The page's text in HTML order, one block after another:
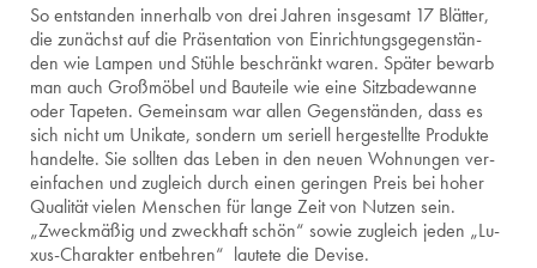
So ent­stan­den in­ner­halb von drei Jah­ren ins­ge­samt 17 Blät­ter,
die zu­nächst auf die Prä­sen­ta­ti­on von Ein­rich­tungs­ge­gen­stän­
den wie Lam­pen und Stüh­le be­schränkt waren. Spä­ter be­warb
man auch Groß­mö­bel und Bau­tei­le wie eine Sitz­ba­de­wan­ne
oder Ta­pe­ten. Ge­mein­sam war allen Ge­gen­stän­den, dass es
sich nicht um Uni­ka­te, son­dern um se­ri­ell her­ge­stell­te Pro­duk­te
han­del­te. Sie soll­ten das Leben in den neuen Woh­nun­gen ver­
ein­fa­chen und zu­gleich durch einen ge­rin­gen Preis bei hoher
Qua­li­tät vie­len Men­schen für lange Zeit von Nut­zen sein.
„Zweck­mä­ßig und zweck­haft schön“ sowie zu­gleich jeden „Lu­
xus-Cha­rak­ter ent­beh­ren“ lau­te­te die De­vi­se.